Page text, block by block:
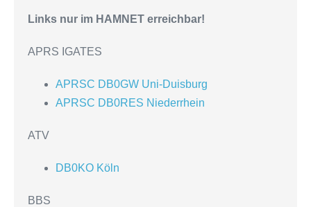
Links nur im HAMNET erreichbar!
APRS IGATES
APRSC DB0GW Uni-Duisburg
APRSC DB0RES Niederrhein
ATV
DB0KO Köln
BBS